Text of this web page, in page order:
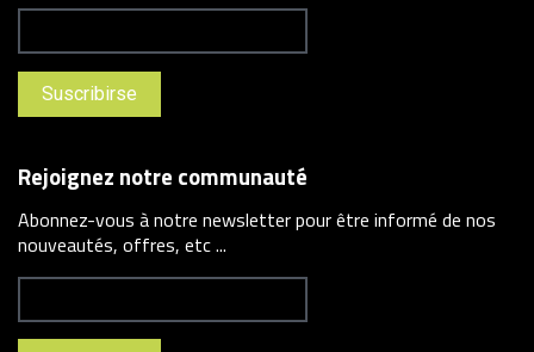
Rejoignez notre communauté
Abonnez-vous à notre newsletter pour être informé de nos
nouveautés, offres, etc ...